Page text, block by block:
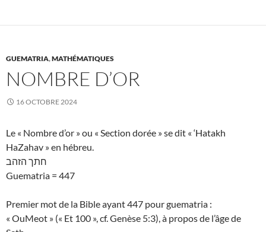
GUEMATRIA,MATHÉMATIQUES
NOMBRE D’OR
16 OCTOBRE 2024
Le « Nombre d’or » ou « Section dorée » se dit « ‘Hatakh
HaZahav » en hébreu.
חתך הזהב
Guematria = 447
Premier mot de la Bible ayant 447 pour guematria :
« OuMeot » (« Et 100 », cf. Genèse 5:3), à propos de l’âge de